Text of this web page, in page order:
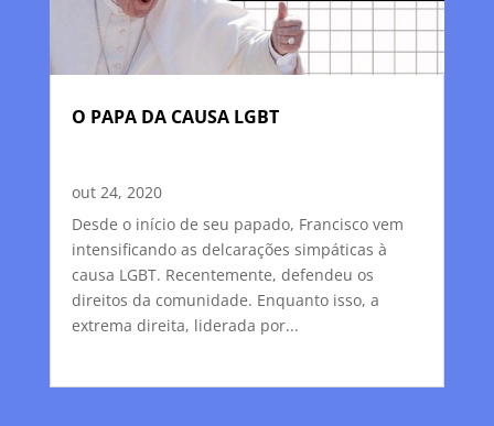
O PAPA DA CAUSA LGBT
out 24, 2020
Desde o início de seu papado, Francisco vem
intensificando as delcarações simpáticas à
causa LGBT. Recentemente, defendeu os
direitos da comunidade. Enquanto isso, a
extrema direita, liderada por...